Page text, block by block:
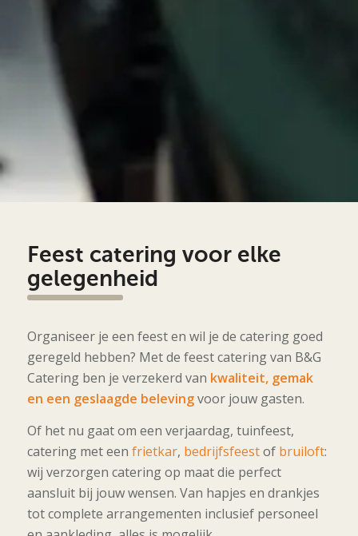
Feest catering voor elke
gelegenheid
Organiseer je een feest en wil je de catering goed
geregeld hebben? Met de feest catering van B&G
Catering ben je verzekerd van kwaliteit, gemak
en een geslaagde belevingvoor jouw gasten.
Of het nu gaat om een verjaardag, tuinfeest,
catering met een frietkar, bedrijfsfeestof bruiloft:
wij verzorgen catering op maat die perfect
aansluit bij jouw wensen. Van hapjes en drankjes
tot complete arrangementen inclusief personeel